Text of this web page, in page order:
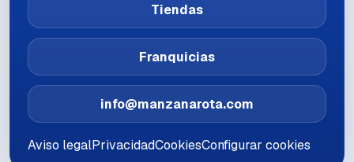
Tiendas
Franquicias
info@manzanarota.com
Aviso legalPrivacidadCookiesConfigurar cookies